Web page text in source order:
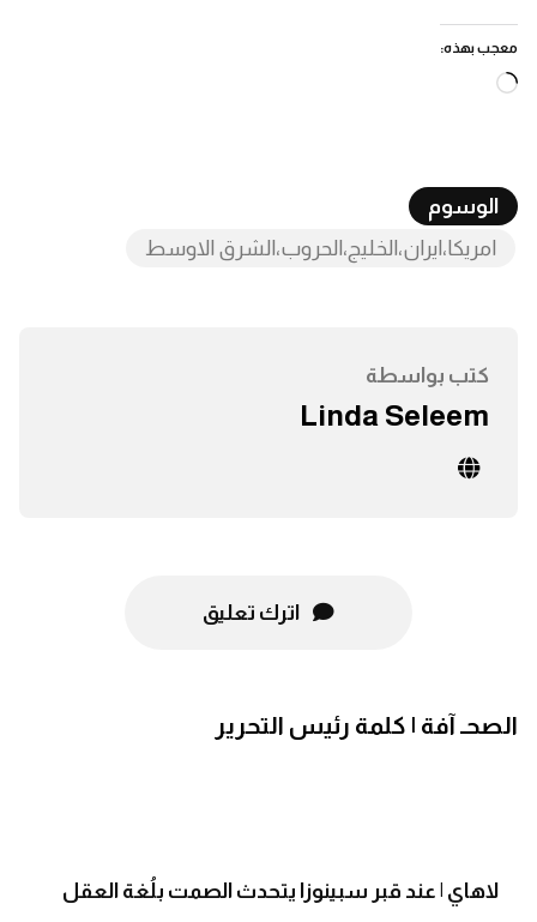
معجب بهذه:
جاري
الوسوم
امريكا،ايران،الخليج،الحروب،الشرق الاوسط
كتب بواسطة
Linda Seleem
اترك تعليق
الصحـ آفة | كلمة رئيس التحرير
لاهاي | عند قبر سبينوزا يتحدث الصمت بلُغة العقل